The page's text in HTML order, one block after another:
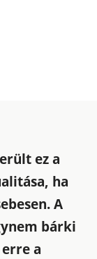
ez a
ha
A
bárki
a